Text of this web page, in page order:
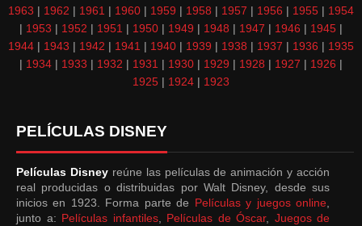
1963 | 1962 | 1961 | 1960 | 1959 | 1958 | 1957 | 1956 | 1955 | 1954
| 1953 | 1952 | 1951 | 1950 | 1949 | 1948 | 1947 | 1946 | 1945 |
1944 | 1943 | 1942 | 1941 | 1940 | 1939 | 1938 | 1937 | 1936 | 1935
| 1934 | 1933 | 1932 | 1931 | 1930 | 1929 | 1928 | 1927 | 1926 |
1925 | 1924 | 1923
PELÍCULAS DISNEY
Películas Disneyreúne las películas de animación y acción
real producidas o distribuidas por Walt Disney, desde sus
inicios en 1923. Forma parte de Películas y juegos online
junto a: Películas infantiles, Películas de Óscar, Juegos de